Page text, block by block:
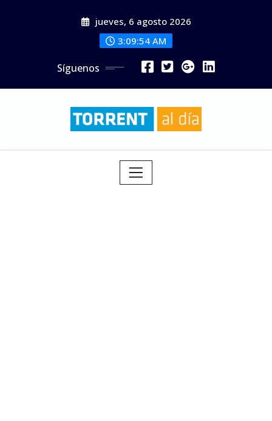
jueves, 6 agosto 2026
3:09:55 AM
Síguenos